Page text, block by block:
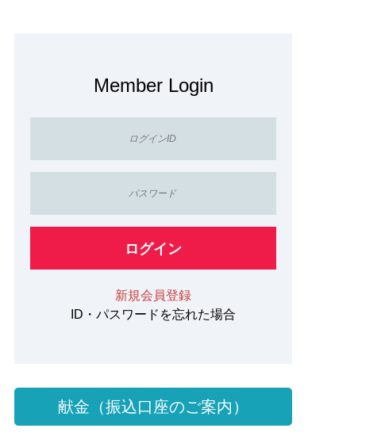
Member Login
ログイン
新規会員登録
ID・パスワードを忘れた場合